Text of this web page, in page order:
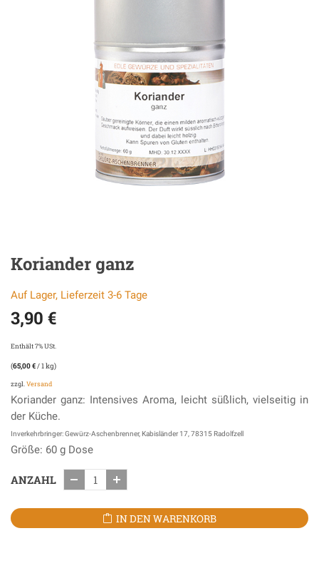
Koriander ganz
Auf Lager, Lieferzeit 3-6 Tage
3,90 €
Enthält 7% USt.
(65,00€/ 1 kg)
zzgl. Versand
Koriander ganz: Intensives Aroma, leicht süßlich, vielseitig in
der Küche.
Inverkehrbringer: Gewürz-Aschenbrenner, Kabisländer 17, 78315 Radolfzell
Größe: 60 g Dose
ANZAHL
IN DEN WARENKORB